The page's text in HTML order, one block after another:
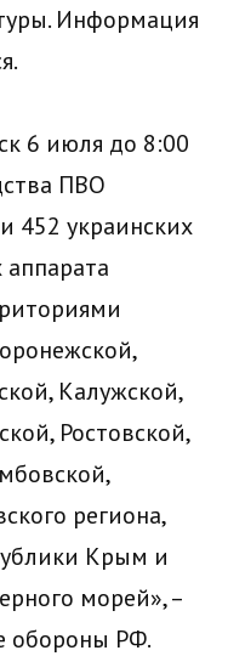
Информация
6 июля до 8:00
ПВО
452 украинских
Калужской,
Ростовской,
региона,
Крым и
морей», –
обороны РФ.